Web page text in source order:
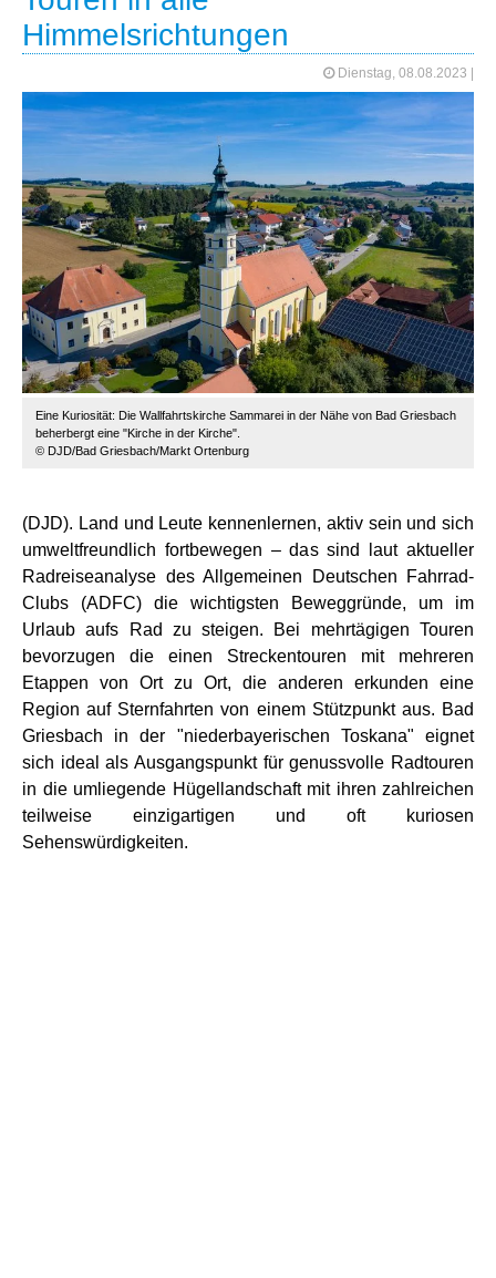
Himmelsrichtungen
Dienstag, 08.08.2023
Eine Kuriosität: Die Wallfahrtskirche Sammarei in der Nähe von Bad Griesbach
beherbergt eine "Kirche in der Kirche".
© DJD/Bad Griesbach/Markt Ortenburg
(DJD). Land und Leute kennenlernen, aktiv sein und sich
umweltfreundlich fortbewegen – das sind laut aktueller
Radreiseanalyse des Allgemeinen Deutschen Fahrrad-
Clubs (ADFC) die wichtigsten Beweggründe, um im
Urlaub aufs Rad zu steigen. Bei mehrtägigen Touren
bevorzugen die einen Streckentouren mit mehreren
Etappen von Ort zu Ort, die anderen erkunden eine
Region auf Sternfahrten von einem Stützpunkt aus. Bad
Griesbach in der "niederbayerischen Toskana" eignet
sich ideal als Ausgangspunkt für genussvolle Radtouren
in die umliegende Hügellandschaft mit ihren zahlreichen
teilweise einzigartigen und oft kuriosen
Sehenswürdigkeiten.